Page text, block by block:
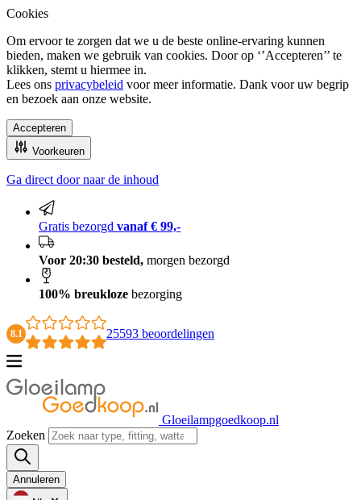
Cookies
Om ervoor te zorgen dat we u de beste online-ervaring kunnen
bieden, maken we gebruik van cookies. Door op ‘’Accepteren’’ te
klikken, stemt u hiermee in.
Lees ons privacybeleid voor meer informatie. Dank voor uw begrip
en bezoek aan onze website.
Accepteren
Voorkeuren
100% breukloze bezorging
Ga direct door naar de inhoud
Gratis bezorgd vanaf € 99,-
Voor 20:30 besteld, morgen bezorgd
100% breukloze bezorging
8.1 25593 beoordelingen
Gloeilampgoedkoop.nl
Zoeken
Annuleren